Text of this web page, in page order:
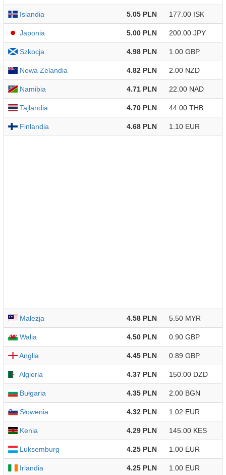
Islandia 5.05 PLN 177.00 ISK
Japonia 5.00 PLN 200.00 JPY
Szkocja 4.98 PLN 1.00 GBP
Nowa Zelandia 4.82 PLN 2.00 NZD
Namibia 4.71 PLN 22.00 NAD
Tajlandia 4.70 PLN 44.00 THB
Finlandia 4.68 PLN 1.10 EUR
Malezja 4.58 PLN 5.50 MYR
Walia 4.50 PLN 0.90 GBP
Anglia 4.45 PLN 0.89 GBP
Algieria 4.37 PLN 150.00 DZD
Bułgaria 4.35 PLN 2.00 BGN
Słowenia 4.32 PLN 1.02 EUR
Kenia 4.29 PLN 145.00 KES
Luksemburg 4.25 PLN 1.00 EUR
Irlandia 4.25 PLN 1.00 EUR